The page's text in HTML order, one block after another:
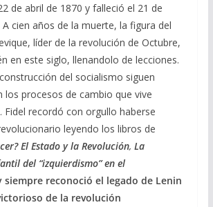
de abril de 1870 y falleció el 21 de
cien años de la muerte, la figura del
líder de la revolución de Octubre,
en este siglo, llenandolo de lecciones.
del socialismo siguen
los procesos de cambio que vive
Fidel recordó con orgullo haberse
leyendo los libros de
El Estado y la Revolución, La
del “izquierdismo” en el
siempre reconoció el legado de Lenin
de la revolución